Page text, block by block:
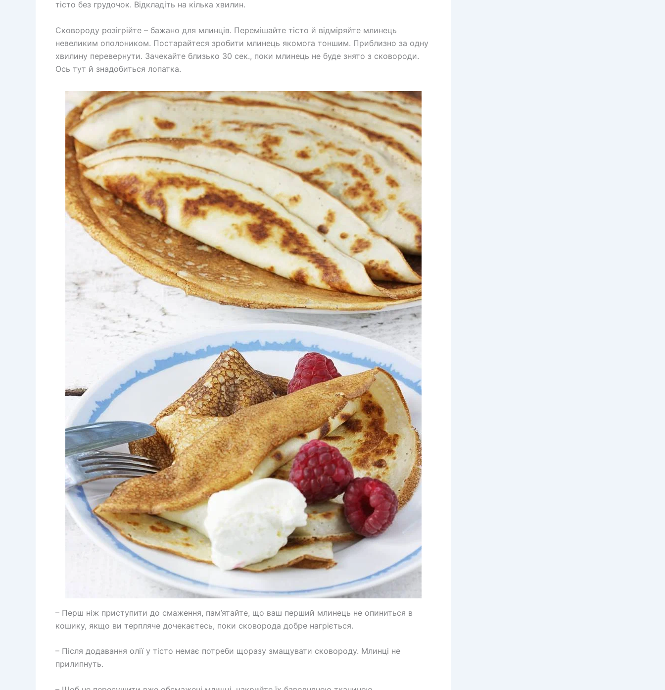
тісто без грудочок. Відкладіть на кілька хвилин.
Сковороду розігрійте – бажано для млинців. Перемішайте тісто й відміряйте млинець
невеликим ополоником. Постарайтеся зробити млинець якомога тоншим. Приблизно за одну
хвилину перевернути. Зачекайте близько 30 сек., поки млинець не буде знято з сковороди.
Ось тут й знадобиться лопатка.
– Перш ніж приступити до смаження, пам’ятайте, що ваш перший млинець не опиниться в
кошику, якщо ви терпляче дочекаєтесь, поки сковорода добре нагріється.
– Після додавання олії у тісто немає потреби щоразу змащувати сковороду. Млинці не
прилипнуть.